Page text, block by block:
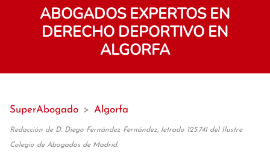
ABOGADOS EXPERTOS EN
DERECHO DEPORTIVO EN
ALGORFA
SuperAbogado > Algorfa
Redacción de D. Diego Fernández Fernández, letrado 125.741 del Ilustre
Colegio de Abogados de Madrid.